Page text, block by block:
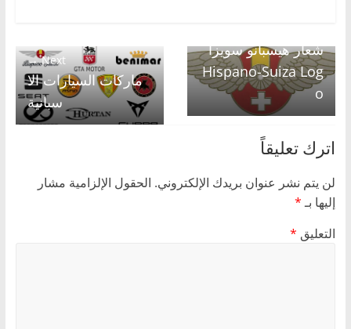
شعار هيسبانو سويزا
Hispano-Suiza Log
o
Next →
ماركات السيارات الا
سبانية
اترك تعليقاً
لن يتم نشر عنوان بريدك الإلكتروني. الحقول الإلزامية مشار
إليها بـ*
التعليق *